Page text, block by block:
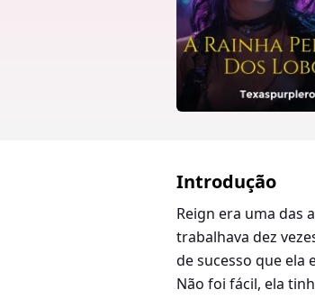
Introdução
Reign era uma das
trabalhava dez
de sucesso que ela
Não foi fácil, ela